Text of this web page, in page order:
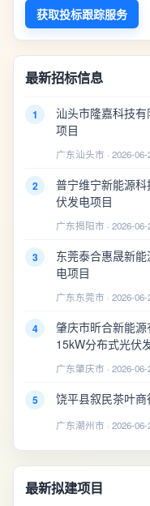
获取投标跟踪服务
最新招标信息
1
汕头市隆嘉科技
项目
广东汕头市 · 2026-06-
2
普宁维宁新能源
伏发电项目
广东揭阳市 · 2026-06-
3
东莞泰合惠晟新
电项目
广东东莞市 · 2026-06-
4
肇庆市昕合新能
15kW分布式光伏
广东肇庆市 · 2026-06-
5 饶平县叙民茶叶
广东潮州市 · 2026-06-
最新拟建项目